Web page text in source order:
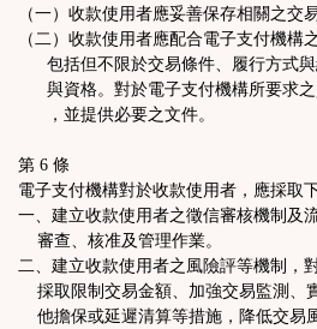
（一）收款使用者應妥善保存相關之交
（二）收款使用者應配合電子支付機
包括但不限於交易條件、履行方式與
與資格。對於電子支付機構所要求之
，並提供必要之文件。
第 6 條
電子支付機構對於收款使用者，應採取
一、建立收款使用者之徵信審核機制及
審查、核准及管理作業。
二、建立收款使用者之風險評等機制，
採取限制交易金額、加強交易監測、
他擔保或延遲清算等措施，降低交易風